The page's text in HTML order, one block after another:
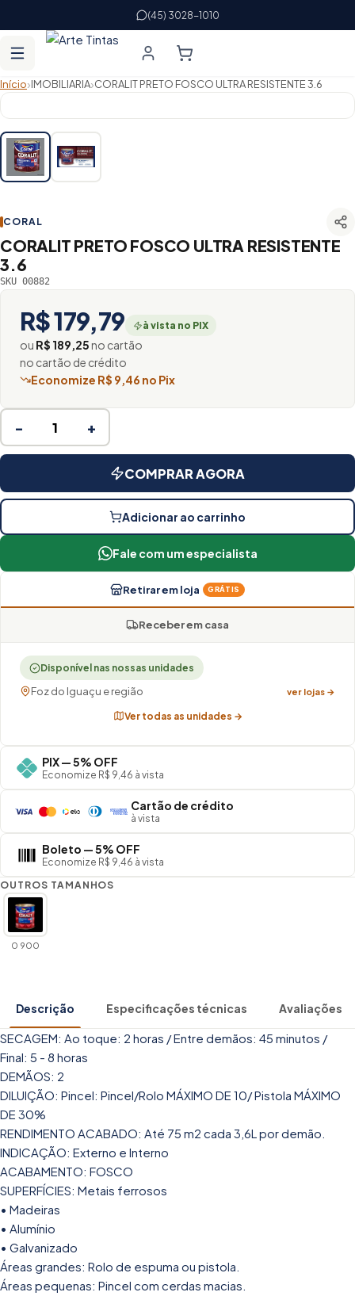
(45) 3028-1010
Início›IMOBILIARIA›CORALIT PRETO FOSCO ULTRA RESISTENTE 3.6
CORAL
CORALIT PRETO FOSCO ULTRA RESISTENTE
3.6
SKU 00882
R$ 179,79 à vista no PIX
ou R$ 189,25no cartão
no cartão de crédito
Economize R$ 9,46 no Pix
− +
COMPRAR AGORA
Adicionar ao carrinho
Fale com um especialista
Retirar em loja GRÁTIS
Receber em casa
Disponível nas nossas unidades
Foz do Iguaçu e região ver lojas →
Ver todas as unidades →
PIX — 5% OFF
Economize R$ 9,46 à vista
Cartão de crédito
à vista
Boleto — 5% OFF
Economize R$ 9,46 à vista
OUTROS TAMANHOS
0 900
Descrição Especificações técnicas Avaliações
SECAGEM: Ao toque: 2 horas / Entre demãos: 45 minutos /
Final: 5 - 8 horas
DEMÃOS: 2
DILUIÇÃO: Pincel: Pincel/Rolo MÁXIMO DE 10/ Pistola MÁXIMO
DE 30%
RENDIMENTO ACABADO: Até 75 m2 cada 3,6L por demão.
INDICAÇÃO: Externo e Interno
ACABAMENTO: FOSCO
SUPERFÍCIES: Metais ferrosos
• Madeiras
• Alumínio
• Galvanizado
Áreas grandes: Rolo de espuma ou pistola.
Áreas pequenas: Pincel com cerdas macias.